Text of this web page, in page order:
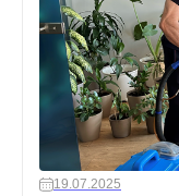
19.07.2025